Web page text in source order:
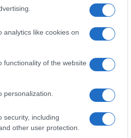
analytics like cookies on
functionality of the website
security, including
other user protection.
costieri
Genio
L’obiettivo
ad
Volturno,